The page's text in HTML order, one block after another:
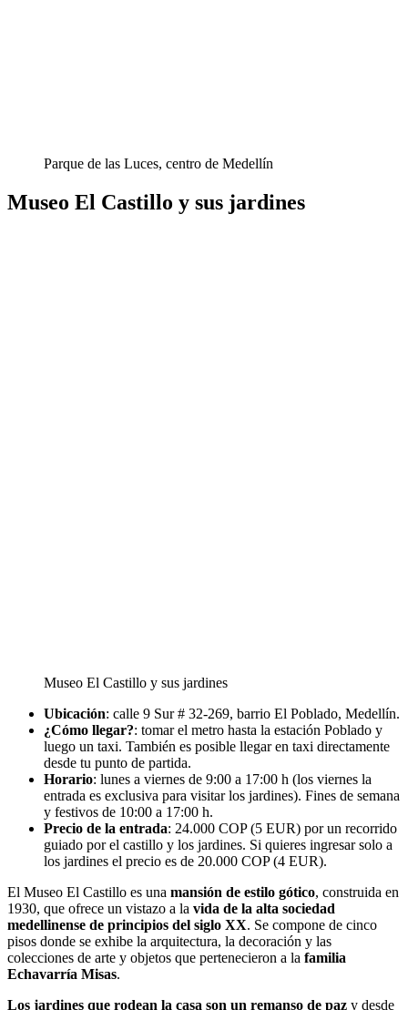
Parque de las Luces, centro de Medellín
Museo El Castillo y sus jardines
Museo El Castillo y sus jardines
Ubicación: calle 9 Sur # 32-269, barrio El Poblado, Medellín.
¿Cómo llegar?: tomar el metro hasta la estación Poblado y
luego un taxi. También es posible llegar en taxi directamente
desde tu punto de partida.
Horario: lunes a viernes de 9:00 a 17:00 h (los viernes la
entrada es exclusiva para visitar los jardines). Fines de semana
y festivos de 10:00 a 17:00 h.
Precio de la entrada: 24.000 COP (5 EUR) por un recorrido
guiado por el castillo y los jardines. Si quieres ingresar solo a
los jardines el precio es de 20.000 COP (4 EUR).
El Museo El Castillo es una mansión de estilo gótico, construida en
1930, que ofrece un vistazo a la vida de la alta sociedad
medellinense de principios del siglo XX. Se compone de cinco
pisos donde se exhibe la arquitectura, la decoración y las
colecciones de arte y objetos que pertenecieron a la familia
Echavarría Misas.
Los jardines que rodean la casa son un remanso de paz y desde